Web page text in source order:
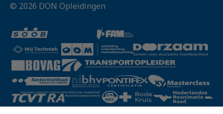
© 2026 DON Opleidingen